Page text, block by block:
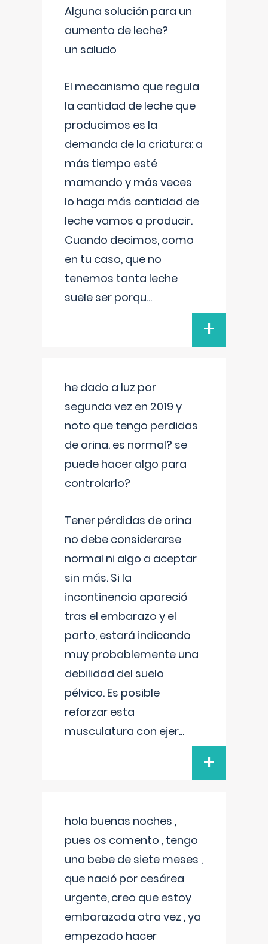
Alguna solución para un
aumento de leche?
un saludo
El mecanismo que regula
la cantidad de leche que
producimos es la
demanda de la criatura: a
más tiempo esté
mamando y más veces
lo haga más cantidad de
leche vamos a producir.
Cuando decimos, como
en tu caso, que no
tenemos tanta leche
suele ser porqu...
+
he dado a luz por
segunda vez en 2019 y
noto que tengo perdidas
de orina. es normal? se
puede hacer algo para
controlarlo?
Tener pérdidas de orina
no debe considerarse
normal ni algo a aceptar
sin más. Si la
incontinencia apareció
tras el embarazo y el
parto, estará indicando
muy probablemente una
debilidad del suelo
pélvico. Es posible
reforzar esta
musculatura con ejer...
+
hola buenas noches ,
pues os comento , tengo
una bebe de siete meses ,
que nació por cesárea
urgente, creo que estoy
embarazada otra vez , ya
empezado hacer